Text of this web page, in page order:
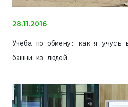
28.11.2016
Учеба по обмену: как я учусь
башни из людей